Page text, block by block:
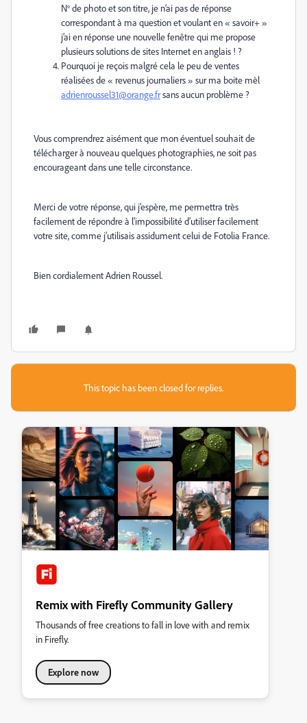
N° de photo et son titre, je n’ai pas de réponse
correspondant à ma question et voulant en « savoir+ »
j’ai en réponse une nouvelle fenêtre qui me propose
plusieurs solutions de sites Internet en anglais ! ?
Pourquoi je reçois malgré cela le peu de ventes
réalisées de « revenus journaliers » sur ma boite mèl
adrienroussel31@orange.frsans aucun problème ?
Vous comprendrez aisément que mon éventuel souhait de
télécharger à nouveau quelques photographies, ne soit pas
encourageant dans une telle circonstance.
Merci de votre réponse, qui j’espère, me permettra très
facilement de répondre à l’impossibilité d’utiliser facilement
votre site, comme j’utilisais assidument celui de Fotolia France.
Bien cordialement Adrien Roussel.
This topic has been closed for replies.
Remix with Firefly Community Gallery
Thousands of free creations to fall in love with and remix
in Firefly.
Explore now